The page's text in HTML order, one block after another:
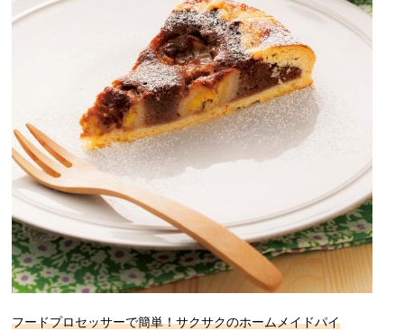
フードプロセッサーで簡単！サクサクのホームメイドパイ